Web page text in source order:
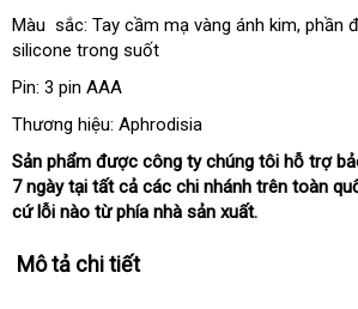
Màu sắc: Tay cầm mạ vàng ánh kimmini
, phần
silicone trong suốt
Pin: 3 pin AAA
Thương hiệu: Aphrodisia
Sản phẩm ở
đâu
được công ty chúng tôi hỗ trợ
7 ngày tại tham
khảo
tất cả kiểm
tra
các chi nhánh trên toàn
cứ lỗi nào từ phía nhà sản xuất.
Mô tả chi tiết